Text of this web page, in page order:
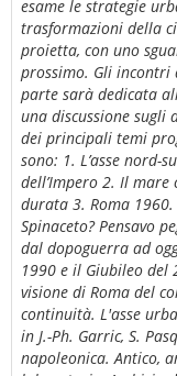
esame le strategie
trasformazioni della
proietta, con uno
prossimo. Gli
parte sarà dedicata
una discussione
dei principali temi
sono: 1. L’asse nord-
dell’Impero 2. Il
durata 3. Roma
Spinaceto? Pensavo
dal dopoguerra ad
1990 e il Giubileo del
visione di Roma del
continuità. L'asse
in J.-Ph. Garric, S.
napoleonica. Antico,